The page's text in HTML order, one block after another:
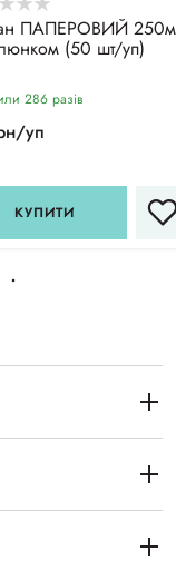
ПАПЕРОВИЙ
(50 шт/уп)
286 разiв
уп
КУПИТИ